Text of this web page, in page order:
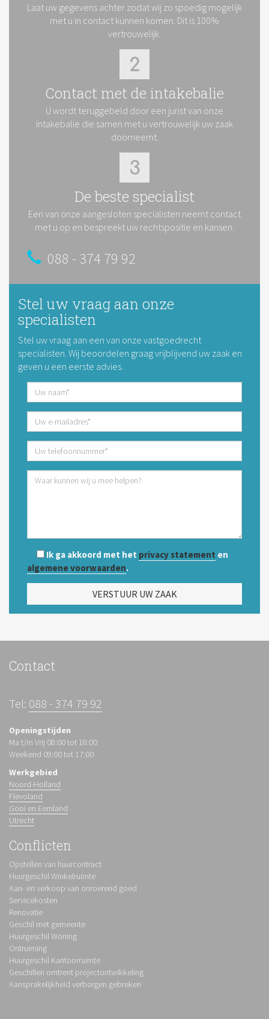
Laat uw gegevens achter zodat wij zo spoedig mogelijk
met u in contact kunnen komen. Dit is 100%
vertrouwelijk.
Contact met de intakebalie
U wordt teruggebeld door een jurist van onze
intakebalie die samen met u vertrouwelijk uw zaak
doorneemt.
De beste specialist
Een van onze aangesloten specialisten neemt contact
met u op en bespreekt uw rechtspositie en kansen.
088 - 374 79 92
Stel uw vraag aan onze
specialisten
Stel uw vraag aan een van onze vastgoedrecht
specialisten. Wij beoordelen graag vrijblijvend uw zaak en
geven u een eerste advies.
Ik ga akkoord met het privacy statement en
algemene voorwaarden.
Contact
Tel: 088 - 374 79 92
Openingstijden
Ma t/m Vrij 08:00 tot 18:00
Weekend 09:00 tot 17:00
Werkgebied
Noord-Holland
Flevoland
Gooi en Eemland
Utrecht
Conflicten
Opstellen van huurcontract
Huurgeschil Winkelruimte
Aan- en verkoop van onroerend goed
Servicekosten
Renovatie
Geschil met gemeente
Huurgeschil Woning
Ontruiming
Huurgeschil Kantoorruimte
Geschillen omtrent projectontwikkeling
Aansprakelijkheid verborgen gebreken